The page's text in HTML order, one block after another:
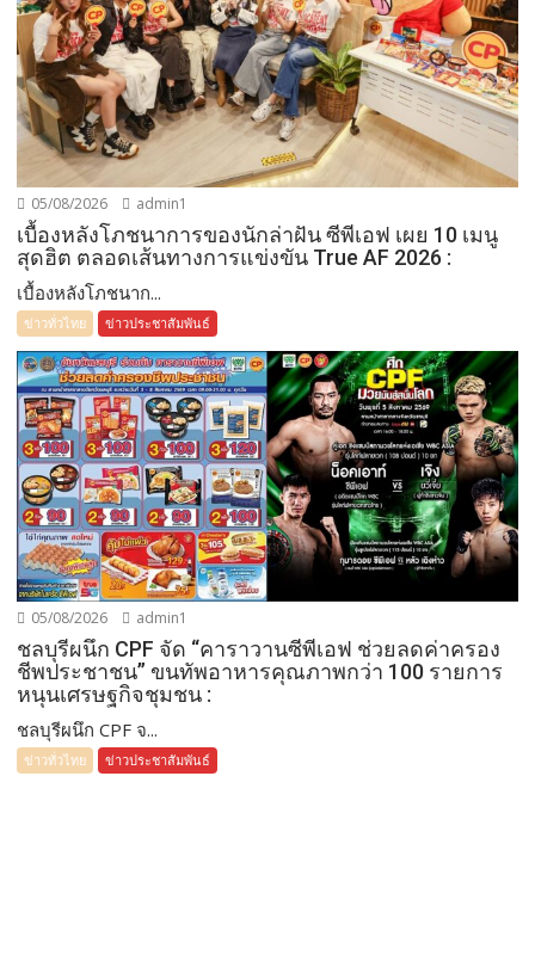
05/08/2026 admin1
เบื้องหลังโภชนาการของนักล่าฝัน ซีพีเอฟ เผย 10 เมนู
สุดฮิต ตลอดเส้นทางการแข่งขัน True AF 2026 :
เบื้องหลังโภชนาก...
ข่าวทั่วไทย ข่าวประชาสัมพันธ์
05/08/2026 admin1
ชลบุรีผนึก CPF จัด “คาราวานซีพีเอฟ ช่วยลดค่าครอง
ชีพประชาชน” ขนทัพอาหารคุณภาพกว่า 100 รายการ
หนุนเศรษฐกิจชุมชน :
ชลบุรีผนึก CPF จ...
ข่าวทั่วไทย ข่าวประชาสัมพันธ์